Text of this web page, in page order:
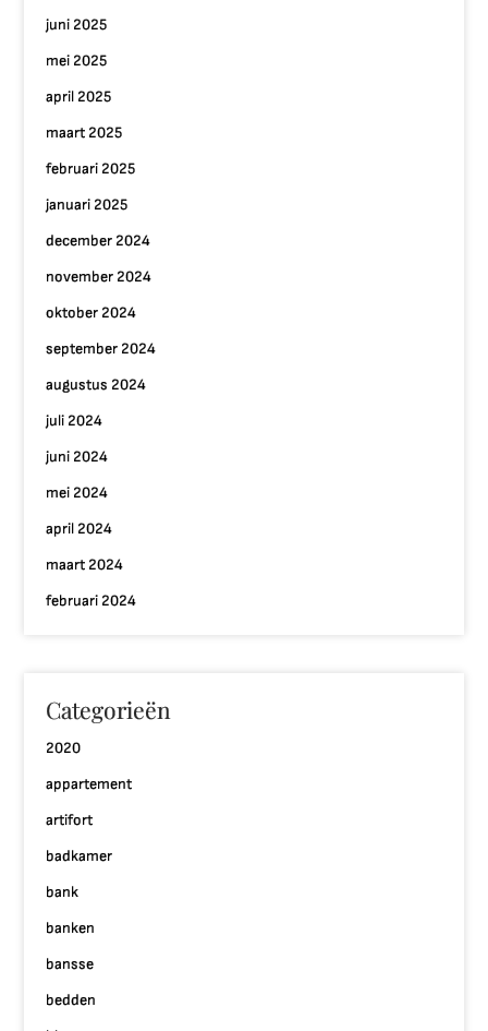
juni 2025
mei 2025
april 2025
maart 2025
februari 2025
januari 2025
december 2024
november 2024
oktober 2024
september 2024
augustus 2024
juli 2024
juni 2024
mei 2024
april 2024
maart 2024
februari 2024
Categorieën
2020
appartement
artifort
badkamer
bank
banken
bansse
bedden